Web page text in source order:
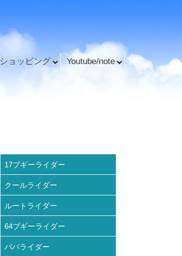
ショッピング
Youtube/note
17ブギーライダー
クールライダー
ルートライダー
64ブギーライダー
パパライダー